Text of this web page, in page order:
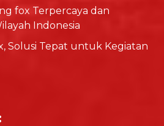
fox Terpercaya dan
Indonesia
Solusi Tepat untuk Kegiatan